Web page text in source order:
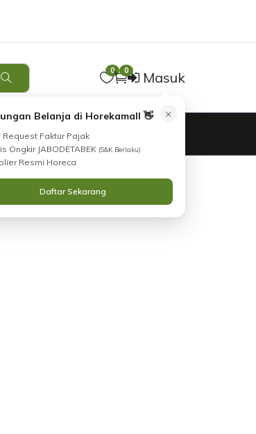
0 0 Masuk
×
Belanja di Horekamall 👋
Request Faktur Pajak
Ongkir JABODETABEK (S&K Berlaku)
Resmi Horeca
Daftar Sekarang